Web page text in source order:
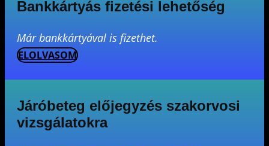
Bankkártyás fizetési lehetőség
Már bankkártyával is fizethet.
ELOLVASOM
Járóbeteg előjegyzés szakorvosi
vizsgálatokra